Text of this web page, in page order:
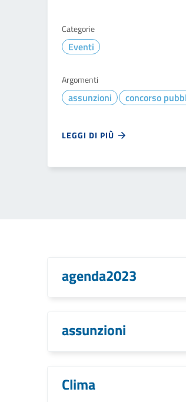
Categorie
Eventi
Argomenti
assunzioni concorso
LEGGI DI PIÙ
agenda2023
assunzioni
Clima